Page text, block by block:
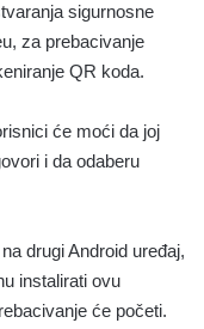
sigurnosne
za prebacivanje
QR koda.
će moći da joj
i da odaberu
drugi Android uređaj,
instalirati ovu
će početi.